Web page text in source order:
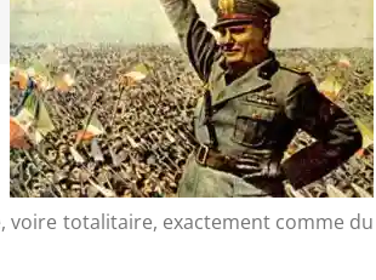
totalitaire, exactement comme du